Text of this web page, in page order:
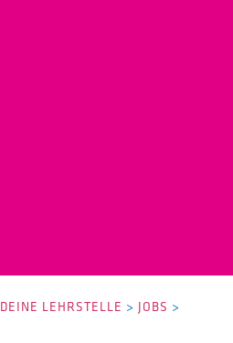
DEINE LEHRSTELLE > JOBS >